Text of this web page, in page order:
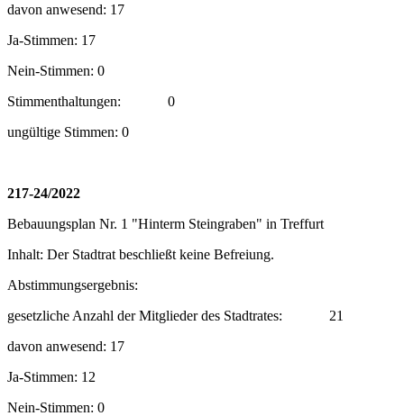
davon anwesend: 17
Ja-Stimmen: 17
Nein-Stimmen: 0
Stimmenthaltungen:
0
ungültige Stimmen: 0
217-24/2022
Bebauungsplan Nr. 1 "Hinterm Steingraben" in Treffurt
Inhalt: Der Stadtrat beschließt keine Befreiung.
Abstimmungsergebnis:
gesetzliche Anzahl der Mitglieder des Stadtrates:
21
davon anwesend: 17
Ja-Stimmen: 12
Nein-Stimmen: 0